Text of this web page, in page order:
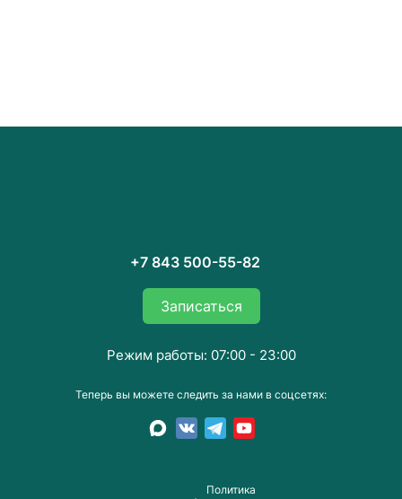
Пoлитика
+7 843 500-55-82
Записаться
Теперь вы можете следить за нами в соцсетях:
Режим работы: 07:00 - 23:00